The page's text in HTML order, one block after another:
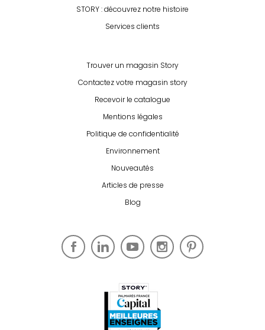
STORY : découvrez notre histoire
Services clients
Trouver un magasin Story
Contactez votre magasin story
Recevoir le catalogue
Mentions légales
Politique de confidentialité
Environnement
Nouveautés
Articles de presse
Blog